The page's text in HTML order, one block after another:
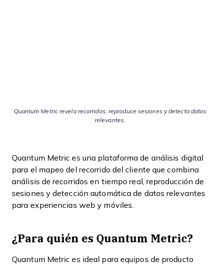
Quantum Metric revela recorridos, reproduce sesiones y detecta datos
relevantes.
Quantum Metric es una plataforma de análisis digital
para el mapeo del recorrido del cliente que combina
análisis de recorridos en tiempo real, reproducción de
sesiones y detección automática de datos relevantes
para experiencias web y móviles.
¿Para quién es Quantum Metric?
Quantum Metric es ideal para equipos de producto